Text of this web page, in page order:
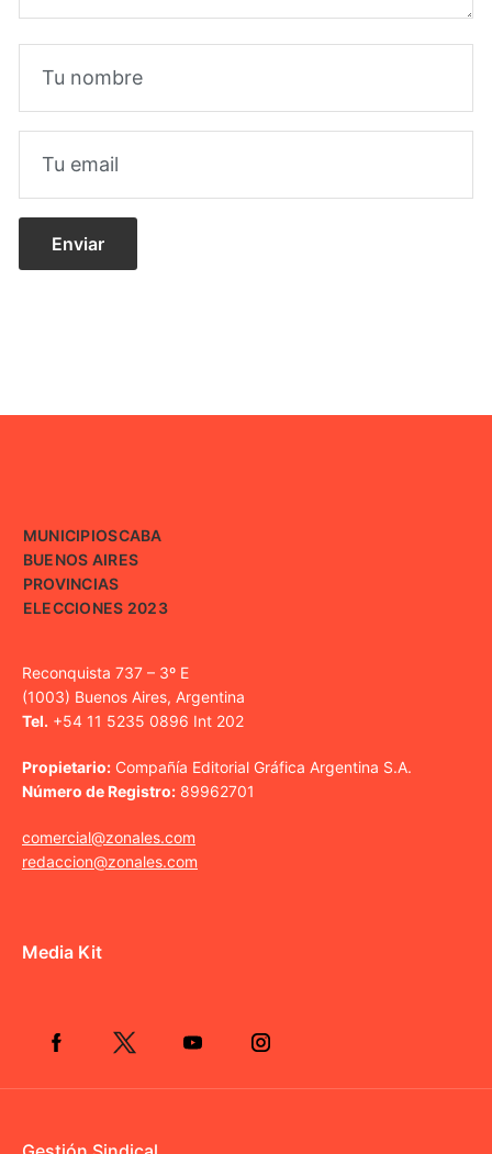
MUNICIPIOSCABA
BUENOS AIRES
PROVINCIAS
ELECCIONES 2023
Reconquista 737 – 3º E
(1003) Buenos Aires, Argentina
Tel. +54 11 5235 0896 Int 202
Propietario: Compañía Editorial Gráfica Argentina S.A.
Número de Registro: 89962701
comercial@zonales.com
redaccion@zonales.com
Media Kit